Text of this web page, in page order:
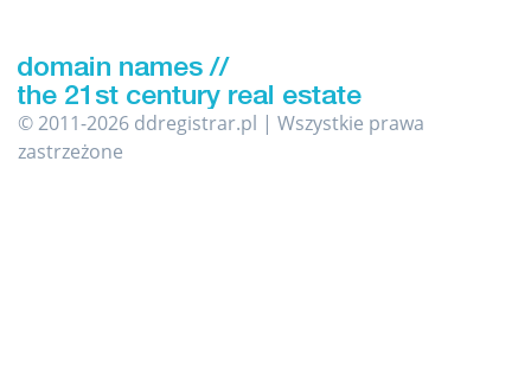
© 2011-2026 ddregistrar.pl | Wszystkie prawa
zastrzeżone